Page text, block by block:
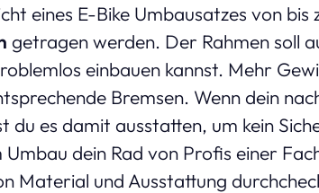
eines E-Bike Umbausatzes von bis
getragen werden. Der Rahmen soll
einbauen kannst. Mehr
Bremsen. Wenn dein
du es damit ausstatten, um kein
dein Rad von Profis einer
Material und Ausstattung